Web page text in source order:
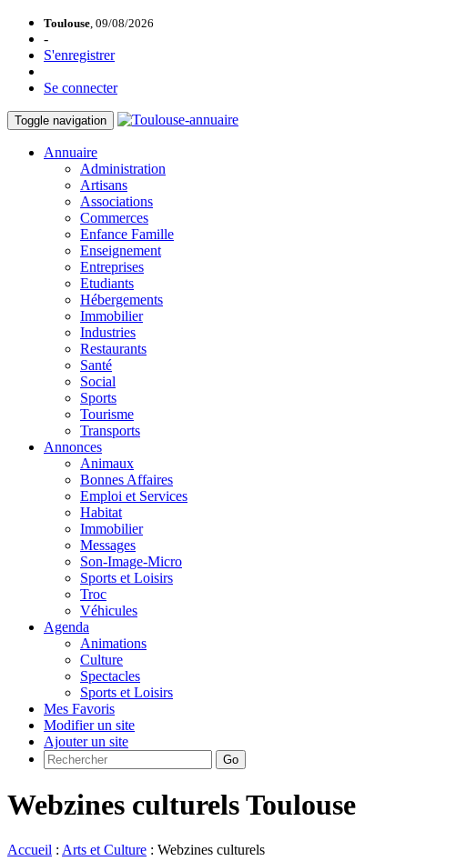
Toulouse, 09/08/2026
-
S'enregistrer
Se connecter
Toggle navigation
Annuaire
Administration
Artisans
Associations
Commerces
Enfance Famille
Enseignement
Entreprises
Etudiants
Hébergements
Immobilier
Industries
Restaurants
Santé
Social
Sports
Tourisme
Transports
Annonces
Animaux
Bonnes Affaires
Emploi et Services
Habitat
Immobilier
Messages
Son-Image-Micro
Sports et Loisirs
Troc
Véhicules
Agenda
Animations
Culture
Spectacles
Sports et Loisirs
Mes Favoris
Modifier un site
Ajouter un site
Go
Webzines culturels Toulouse
Accueil : Arts et Culture : Webzines culturels